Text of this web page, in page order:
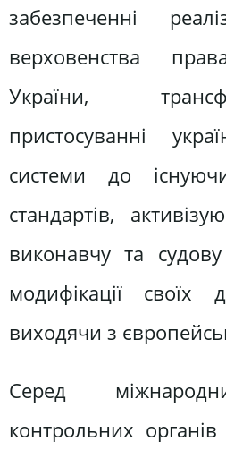
забезпеченні
верховенства
України,
пристосуванні
системи до
стандартів,
виконавчу та
модифікації своїх
виходячи з
Серед
контрольних